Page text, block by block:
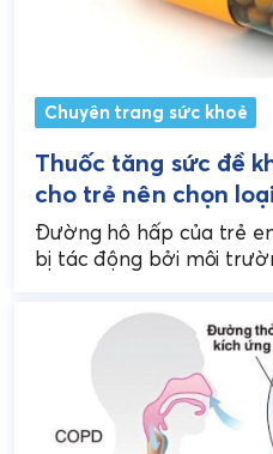
Chuyên trang sức khoẻ
Thuốc tăng sức đề
cho trẻ nên chọn
sử dụng?
Đường hô hấp của trẻ
bị tác động bởi môi